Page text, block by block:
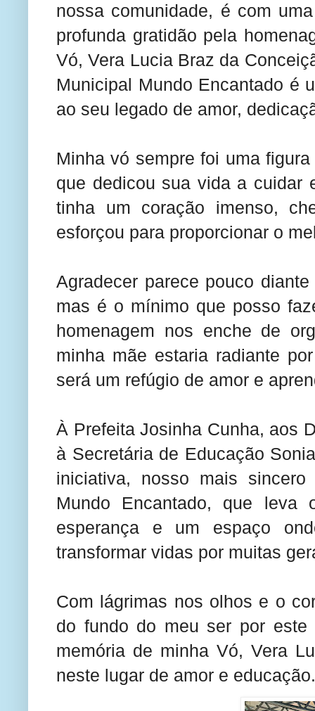
nossa comunidade, é com
profunda gratidão pela
Vó, Vera Lucia Braz da
Municipal Mundo Encantado é
ao seu legado de amor,
Minha vó sempre foi uma
que dedicou sua vida a cuidar
tinha um coração imenso,
esforçou para proporcionar o
Agradecer parece pouco
mas é o mínimo que posso
homenagem nos enche de
minha mãe estaria radiante
será um refúgio de amor e
À Prefeita Josinha Cunha, aos
à Secretária de Educação
iniciativa, nosso mais
Mundo Encantado, que
esperança e um espaço
transformar vidas por muitas
Com lágrimas nos olhos e o
do fundo do meu ser por
memória de minha Vó, Vera
neste lugar de amor e